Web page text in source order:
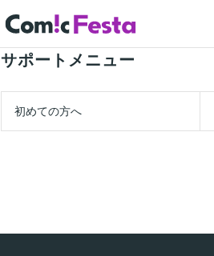
サポートメニュー
初めての方へ